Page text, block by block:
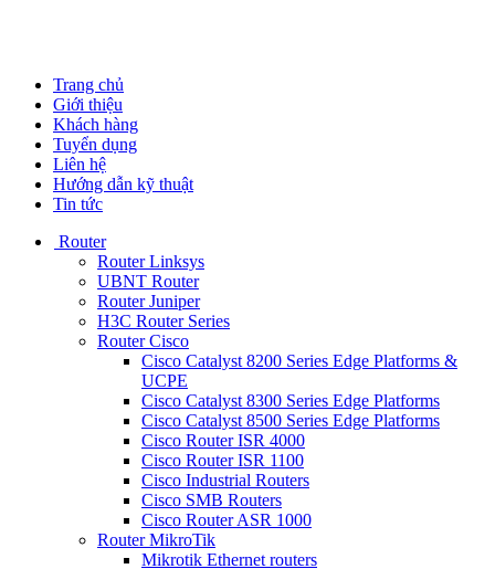
Trang chủ
Giới thiệu
Khách hàng
Tuyển dụng
Liên hệ
Hướng dẫn kỹ thuật
Tin tức
Router
Router Linksys
UBNT Router
Router Juniper
H3C Router Series
Router Cisco
Cisco Catalyst 8200 Series Edge Platforms &
UCPE
Cisco Catalyst 8300 Series Edge Platforms
Cisco Catalyst 8500 Series Edge Platforms
Cisco Router ISR 4000
Cisco Router ISR 1100
Cisco Industrial Routers
Cisco SMB Routers
Cisco Router ASR 1000
Router MikroTik
Mikrotik Ethernet routers